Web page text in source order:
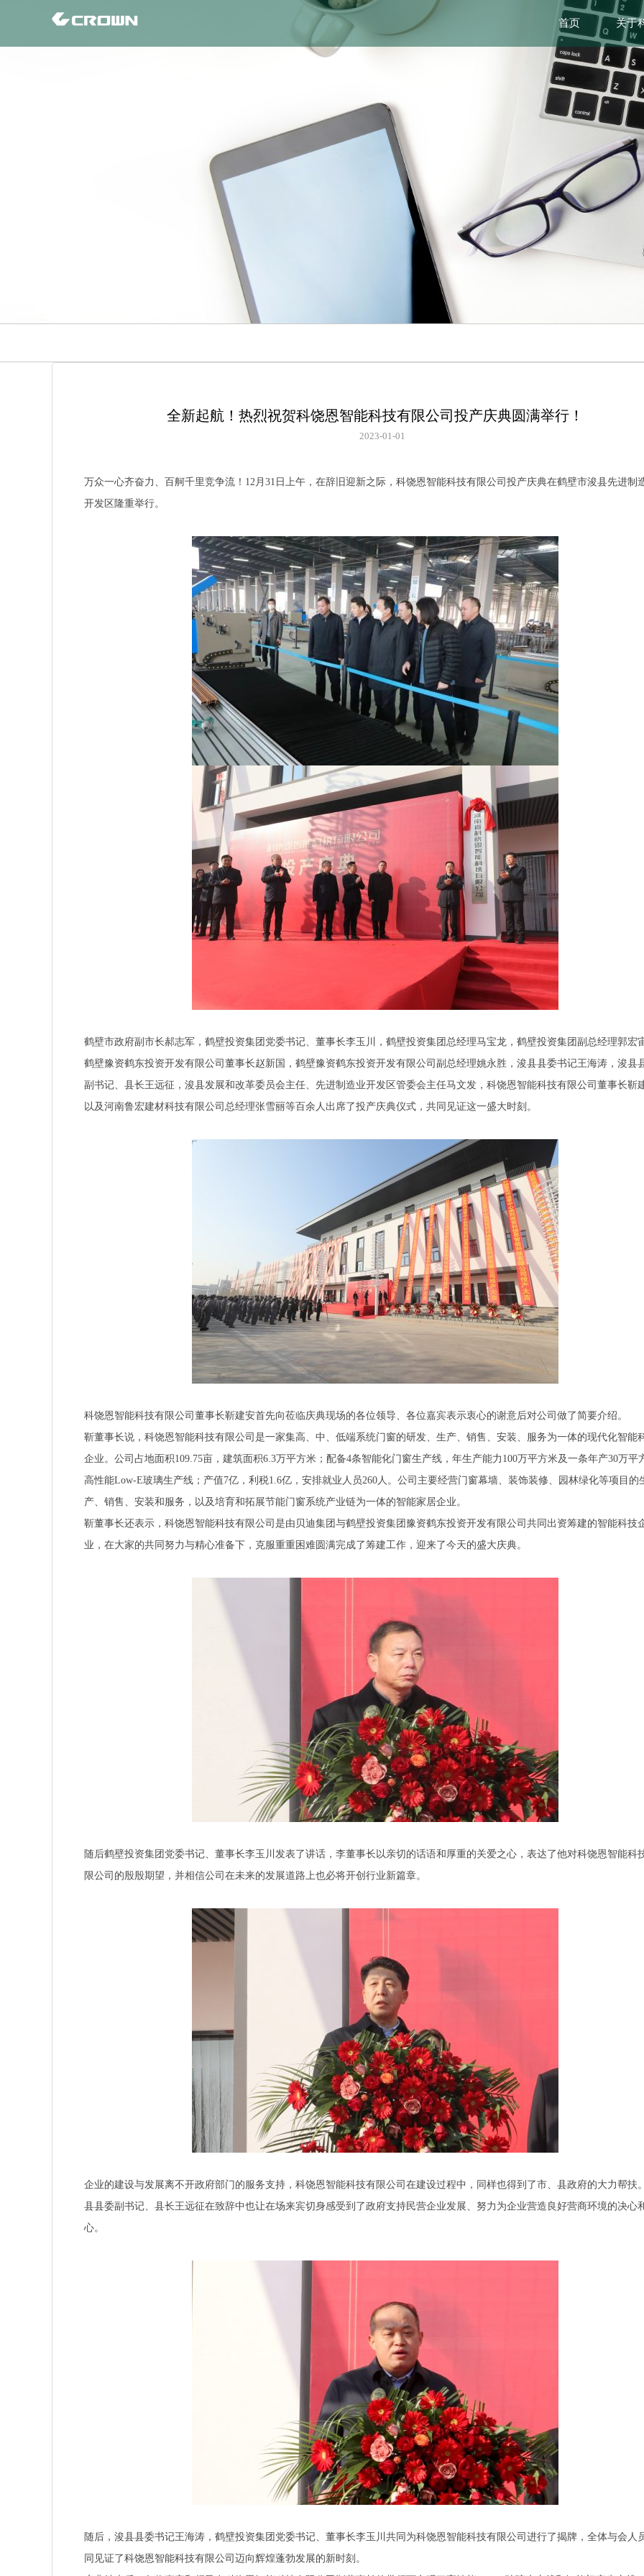
首页 关于
全新起航！热烈祝贺科饶恩智能科技有限公司投产庆典圆满举行！
2023-01-01
万众一心齐奋力、百舸千里竞争流！12月31日上午，在辞旧迎新之际，科饶恩智能科技有限公司投产庆典在鹤壁市浚县先进制
开发区隆重举行。
鹤壁市政府副市长郝志军，鹤壁投资集团党委书记、董事长李玉川，鹤壁投资集团总经理马宝龙，鹤壁投资集团副总经理郭宏
鹤壁豫资鹤东投资开发有限公司董事长赵新国，鹤壁豫资鹤东投资开发有限公司副总经理姚永胜，浚县县委书记王海涛，浚县
副书记、县长王远征，浚县发展和改革委员会主任、先进制造业开发区管委会主任马文发，科饶恩智能科技有限公司董事长靳
以及河南鲁宏建材科技有限公司总经理张雪丽等百余人出席了投产庆典仪式，共同见证这一盛大时刻。
科饶恩智能科技有限公司董事长靳建安首先向莅临庆典现场的各位领导、各位嘉宾表示衷心的谢意后对公司做了简要介绍。
靳董事长说，科饶恩智能科技有限公司是一家集高、中、低端系统门窗的研发、生产、销售、安装、服务为一体的现代化智能
企业。公司占地面积109.75亩，建筑面积6.3万平方米；配备4条智能化门窗生产线，年生产能力100万平方米及一条年产30万平
高性能Low-E玻璃生产线；产值7亿，利税1.6亿，安排就业人员260人。公司主要经营门窗幕墙、装饰装修、园林绿化等项目的
产、销售、安装和服务，以及培育和拓展节能门窗系统产业链为一体的智能家居企业。
靳董事长还表示，科饶恩智能科技有限公司是由贝迪集团与鹤壁投资集团豫资鹤东投资开发有限公司共同出资筹建的智能科技
业，在大家的共同努力与精心准备下，克服重重困难圆满完成了筹建工作，迎来了今天的盛大庆典。
随后鹤壁投资集团党委书记、董事长李玉川发表了讲话，李董事长以亲切的话语和厚重的关爱之心，表达了他对科饶恩智能科
限公司的殷殷期望，并相信公司在未来的发展道路上也必将开创行业新篇章。
企业的建设与发展离不开政府部门的服务支持，科饶恩智能科技有限公司在建设过程中，同样也得到了市、县政府的大力帮扶
县县委副书记、县长王远征在致辞中也让在场来宾切身感受到了政府支持民营企业发展、努力为企业营造良好营商环境的决心
心。
随后，浚县县委书记王海涛，鹤壁投资集团党委书记、董事长李玉川共同为科饶恩智能科技有限公司进行了揭牌，全体与会人
同见证了科饶恩智能科技有限公司迈向辉煌蓬勃发展的新时刻。